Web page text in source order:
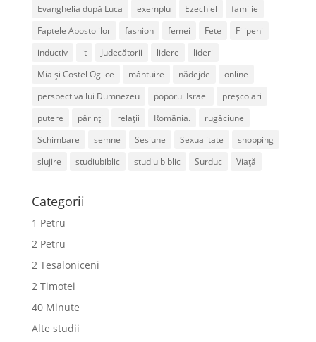
Evanghelia după Luca
exemplu Ezechiel
familie
Faptele Apostolilor
fashion femei Fete
Filipeni
inductiv
it Judecătorii lidere
lideri
Mia și Costel Oglice
mântuire nădejde
online
perspectiva lui Dumnezeu
poporul Israel
preșcolari
putere
părinți relații România.
rugăciune
Schimbare
semne Sesiune Sexualitate
shopping
slujire
studiubiblic studiu biblic Surduc Viață
Categorii
1 Petru
2 Petru
2 Tesaloniceni
2 Timotei
40 Minute
Alte studii